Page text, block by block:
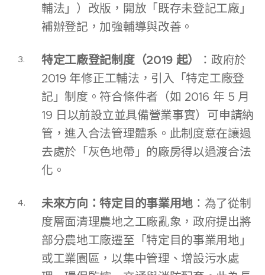
輔法」）改版，開放「既存未登記工廠」
補辦登記，加強輔導與改善。
特定工廠登記制度（2019 起）
：政府於
2019 年修正工輔法，引入「特定工廠登
記」制度。符合條件者（如 2016 年 5 月
19 日以前設立並具備營業事實）可申請納
管，進入合法管理體系。此制度意在讓過
去處於「灰色地帶」的廠房得以過渡合法
化。
未來方向：特定目的事業用地 ：為了從制
度層面清理農地之工廠亂象，政府提出將
部分農地工廠遷至「特定目的事業用地」
或工業園區，以集中管理、增設污水處